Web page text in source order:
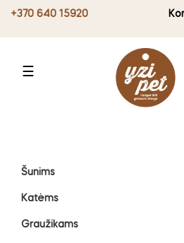
+370 640 15920
Toggle
☰
Šunims
Katėms
Graužikams